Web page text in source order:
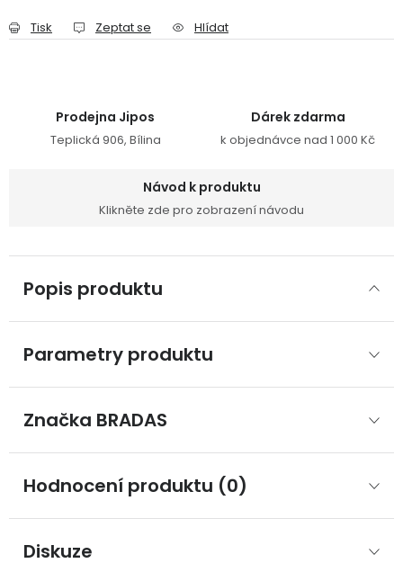
Podmínky ochrany osobních údajů
Tisk Zeptat se Hlídat
Prodejna Jipos
Teplická 906, Bílina
Dárek zdarma
k objednávce nad 1 000 Kč
Návod k produktu
Klikněte zde pro zobrazení návodu
Popis produktu
Parametry produktu
Značka BRADAS
Hodnocení produktu (0)
Diskuze